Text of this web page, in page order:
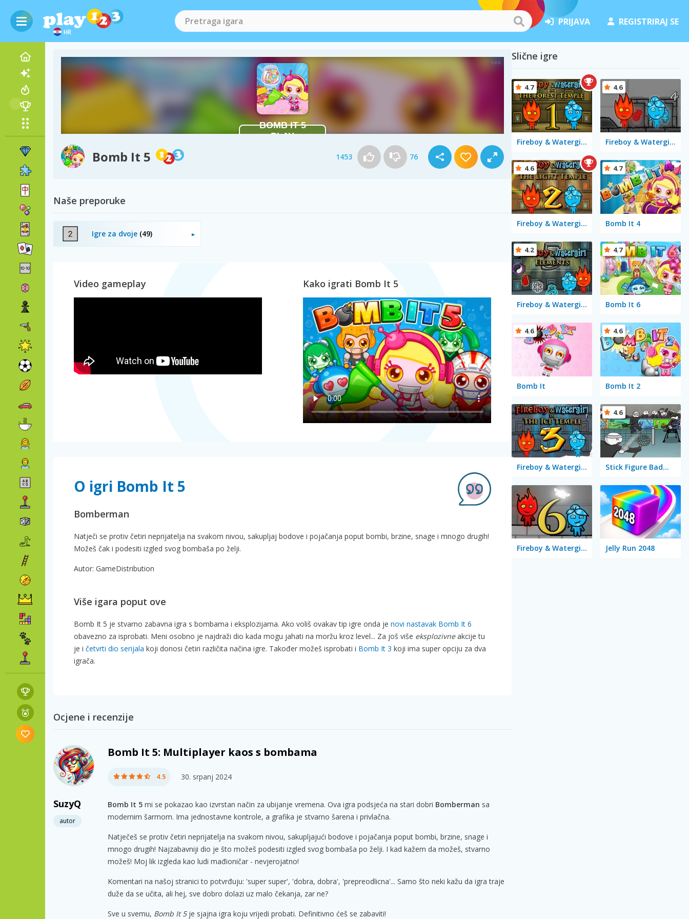
HR
PRIJAVA REGISTRIRAJ SE
Bomb It 5 1453 76
Naše preporuke
Igre za dvoje (49)
Video gameplay Kako igrati Bomb It 5
O igri Bomb It 5
Bomberman
Natječi se protiv četiri neprijatelja na svakom nivou, sakupljaj bodove i pojačanja poput bombi, brzine, snage i mnogo drugih!
Možeš čak i podesiti izgled svog bombaša po želji.
Autor: GameDistribution
Više igara poput ove
Bomb It 5 je stvarno zabavna igra s bombama i eksplozijama. Ako voliš ovakav tip igre onda je novi nastavak Bomb It 6
obavezno za isprobati. Meni osobno je najdraži dio kada mogu jahati na moržu kroz level... Za još više eksplozivneakcije tu
je i četvrti dio serijala koji donosi četiri različita načina igre. Također možeš isprobati i Bomb It 3 koji ima super opciju za dva
igrača.
Ocjene i recenzije
SuzyQ
autor
Bomb It 5: Multiplayer kaos s bombama
4.5 30. srpanj 2024
Bomb It 5 mi se pokazao kao izvrstan način za ubijanje vremena. Ova igra podsjeća na stari dobri Bomberman sa
modernim šarmom. Ima jednostavne kontrole, a grafika je stvarno šarena i privlačna.
Natječeš se protiv četiri neprijatelja na svakom nivou, sakupljajući bodove i pojačanja poput bombi, brzine, snage i
mnogo drugih! Najzabavniji dio je što možeš podesiti izgled svog bombaša po želji. I kad kažem da možeš, stvarno
možeš! Moj lik izgleda kao ludi mađioničar - nevjerojatno!
Komentari na našoj stranici to potvrđuju: 'super super', 'dobra, dobra', 'prepreodlicna'... Samo što neki kažu da igra traje
duže da se učita, ali hej, sve dobro dolazi uz malo čekanja, zar ne?
Sve u svemu, Bomb It 5je sjajna igra koju vrijedi probati. Definitivno ćeš se zabaviti!
Slične igre
Fireboy & Watergirl in The Forest Temple
4.7
Fireboy & Watergirl 4 in The Crystal Temple
4.6
Fireboy & Watergirl 2 in The Light Temple
4.6
Bomb It 4
4.7
Fireboy & Watergirl 5 Elements
4.2
Bomb It 6
4.7
Bomb It
4.6
Bomb It 2
4.6
Fireboy & Watergirl 3 in the Ice Temple Stick Figure Badminton 2
4.6
Fireboy & Watergirl 6: Fairy Tales Jelly Run 2048